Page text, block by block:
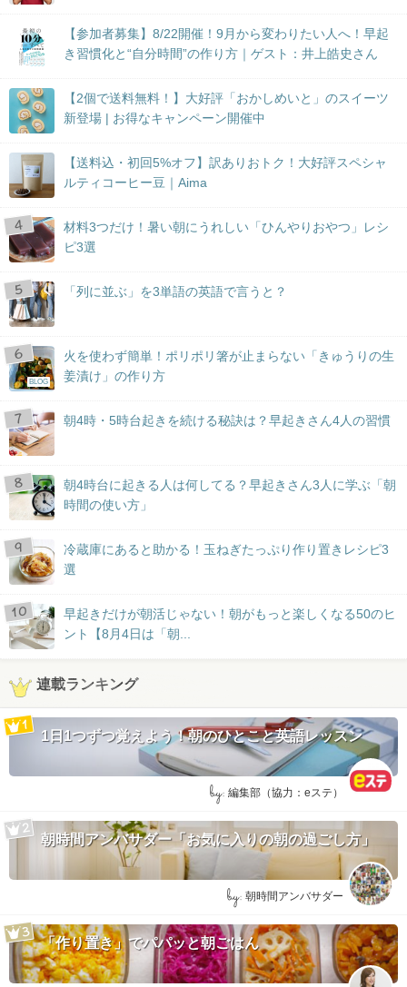
【参加者募集】8/22開催！9月から変わりたい人へ！早起
き習慣化と“自分時間”の作り方｜ゲスト：井上皓史さん
【2個で送料無料！】大好評「おかしめいと」のスイーツ
新登場 | お得なキャンペーン開催中
【送料込・初回5%オフ】訳ありおトク！大好評スペシャ
ルティコーヒー豆｜Aima
材料3つだけ！暑い朝にうれしい「ひんやりおやつ」レシ
ピ3選
「列に並ぶ」を3単語の英語で言うと？
BLOG
火を使わず簡単！ポリポリ箸が止まらない「きゅうりの生
姜漬け」の作り方
朝4時・5時台起きを続ける秘訣は？早起きさん4人の習慣
朝4時台に起きる人は何してる？早起きさん3人に学ぶ「朝
時間の使い方」
冷蔵庫にあると助かる！玉ねぎたっぷり作り置きレシピ3
選
早起きだけが朝活じゃない！朝がもっと楽しくなる50のヒ
ント【8月4日は「朝...
連載ランキング
1日1つずつ覚えよう！朝のひとこと英語レッスン
by: 編集部（協力：eステ）
朝時間アンバサダー「お気に入りの朝の過ごし方」
by: 朝時間アンバサダー
「作り置き」でパパッと朝ごはん